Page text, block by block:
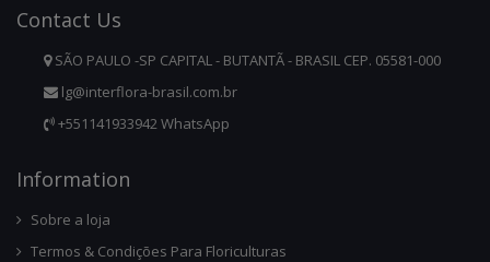
Contact Us
SÃO PAULO -SP CAPITAL - BUTANTÃ - BRASIL CEP. 05581-000
lg@interflora-brasil.com.br
+551141933942 WhatsApp
InforMation
Sobre a loja
Termos & Condições Para Floriculturas